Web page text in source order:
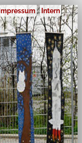
Impressum Intern